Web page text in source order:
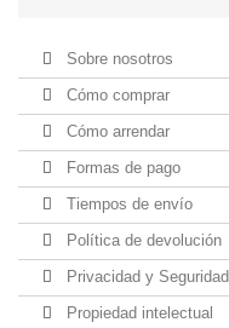
Sobre nosotros
Cómo comprar
Cómo arrendar
Formas de pago
Tiempos de envío
Política de devolución
Privacidad y Seguridad
Propiedad intelectual